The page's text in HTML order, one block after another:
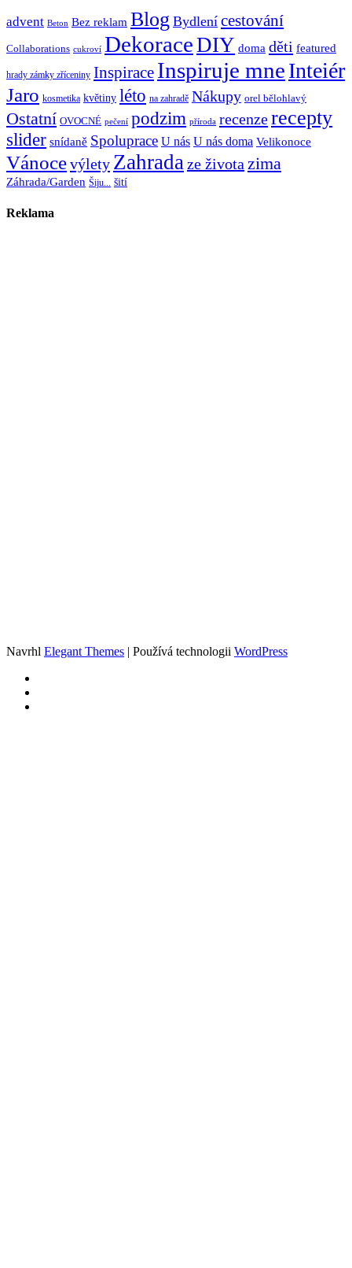
advent Beton Bez reklam Blog Bydlení cestování
Collaborations cukroví DekoraceDIY doma děti featured
hrady zámky zříceniny Inspirace Inspiruje mneInteiér
Jaro kosmetika květiny léto na zahradě Nákupy orel bělohlavý
Ostatní OVOCNÉ pečení podzim příroda recenzerecepty
slider snídaně Spoluprace U nás U nás doma Velikonoce
Vánocevýlety Zahradaze životazima
Záhrada/Garden Šiju... šití
Reklama
Navrhl Elegant Themes | Používá technologii WordPress